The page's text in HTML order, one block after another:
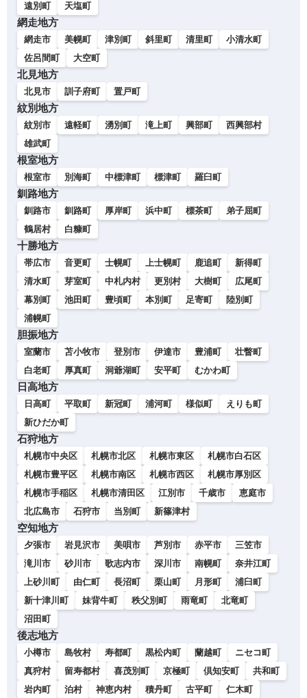
遠別町
天塩町
網走地方
網走市 美幌町 津別町 斜里町 清里町
小清水町
佐呂間町
大空町
北見地方
北見市 訓子府町 置戸町
紋別地方
紋別市 遠軽町 湧別町 滝上町 興部町
西興部村
雄武町
根室地方
根室市 別海町 中標津町 標津町 羅臼町
釧路地方
釧路市 釧路町 厚岸町 浜中町 標茶町
弟子屈町
鶴居村
白糠町
十勝地方
帯広市 音更町 士幌町 上士幌町 鹿追町
新得町
清水町
芽室町 中札内村 更別村 大樹町
広尾町
幕別町
池田町 豊頃町 本別町 足寄町
陸別町
浦幌町
胆振地方
室蘭市 苫小牧市 登別市 伊達市 豊浦町
壮瞥町
白老町
厚真町 洞爺湖町 安平町 むかわ町
日高地方
日高町 平取町 新冠町 浦河町 様似町
えりも町
新ひだか町
石狩地方
札幌市中央区 札幌市北区 札幌市東区
札幌市白石区
札幌市豊平区
札幌市南区 札幌市西区
札幌市厚別区
札幌市手稲区
札幌市清田区 江別市 千歳市
恵庭市
北広島市
石狩市 当別町 新篠津村
空知地方
夕張市 岩見沢市 美唄市 芦別市 赤平市
三笠市
滝川市
砂川市 歌志内市 深川市 南幌町
奈井江町
上砂川町
由仁町 長沼町 栗山町 月形町
浦臼町
新十津川町
妹背牛町 秩父別町 雨竜町
北竜町
沼田町
後志地方
小樽市 島牧村 寿都町 黒松内町 蘭越町
ニセコ町
真狩村
留寿都村 喜茂別町 京極町 倶知安町
共和町
岩内町
泊村 神恵内村 積丹町 古平町
仁木町